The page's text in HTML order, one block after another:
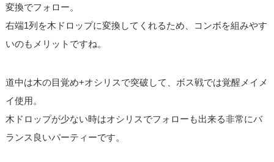
変換でフォロー。
右端1列を木ドロップに変換してくれるため、コンボを組みやす
いのもメリットですね。
道中は木の目覚め+オシリスで突破して、ボス戦では覚醒メイメ
イ使用。
木ドロップが少ない時はオシリスでフォローも出来る非常にバ
ランス良いパーティーです。